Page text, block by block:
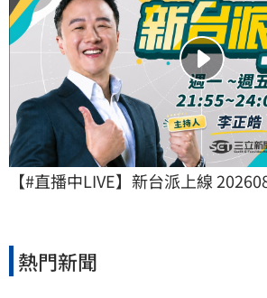
【#直播中LIVE】新台派上線
熱門新聞